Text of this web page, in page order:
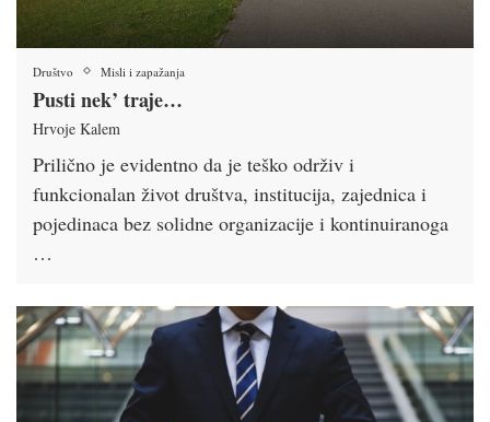
Društvo Misli i zapažanja
Pusti nek’ traje…
Hrvoje Kalem
Prilično je evidentno da je teško održiv i
funkcionalan život društva, institucija, zajednica i
pojedinaca bez solidne organizacije i kontinuiranoga
…